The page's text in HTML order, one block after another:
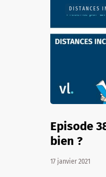
DISTANCES
Episode
bien ?
17 janvier 2021